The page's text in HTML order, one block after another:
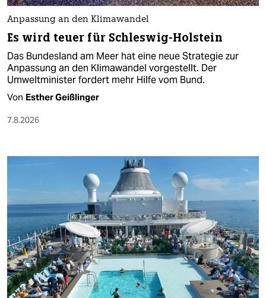
Anpassung an den Klimawandel
Es wird teuer für Schleswig-Holstein
Das Bundesland am Meer hat eine neue Strategie zur
Anpassung an den Klimawandel vorgestellt. Der
Umweltminister fordert mehr Hilfe vom Bund.
Von Esther Geißlinger
7.8.2026